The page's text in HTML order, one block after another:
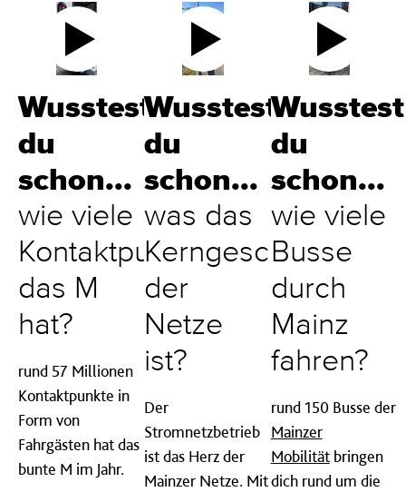
Wusstest
du
schon...
wie viele
Kontaktpunkte
das M
hat?
rund 57 Millionen
Kontaktpunkte in
Form von
Fahrgästen hat das
bunte M im Jahr.
Wusstest
du
schon...
was das
Kerngeschäft
der
Netze
ist?
Der
Stromnetzbetrieb
ist das Herz der
Mainzer Netze. Mit
Wusstest
du
schon...
wie viele
Busse
durch
Mainz
fahren?
rund 150 Busse der
Mainzer
Mobilitätbringen
dich rund um die